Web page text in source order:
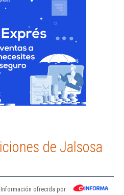
de Jalsosa
Información ofrecida por